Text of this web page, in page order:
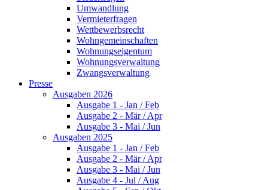
Umwandlung
Vermieterfragen
Wettbewerbsrecht
Wohngemeinschaften
Wohnungseigentum
Wohnungsverwaltung
Zwangsverwaltung
Presse
Ausgaben 2026
Ausgabe 1 - Jan / Feb
Ausgabe 2 - Mär / Apr
Ausgabe 3 - Mai / Jun
Ausgaben 2025
Ausgabe 1 - Jan / Feb
Ausgabe 2 - Mär / Apr
Ausgabe 3 - Mai / Jun
Ausgabe 4 - Jul / Aug